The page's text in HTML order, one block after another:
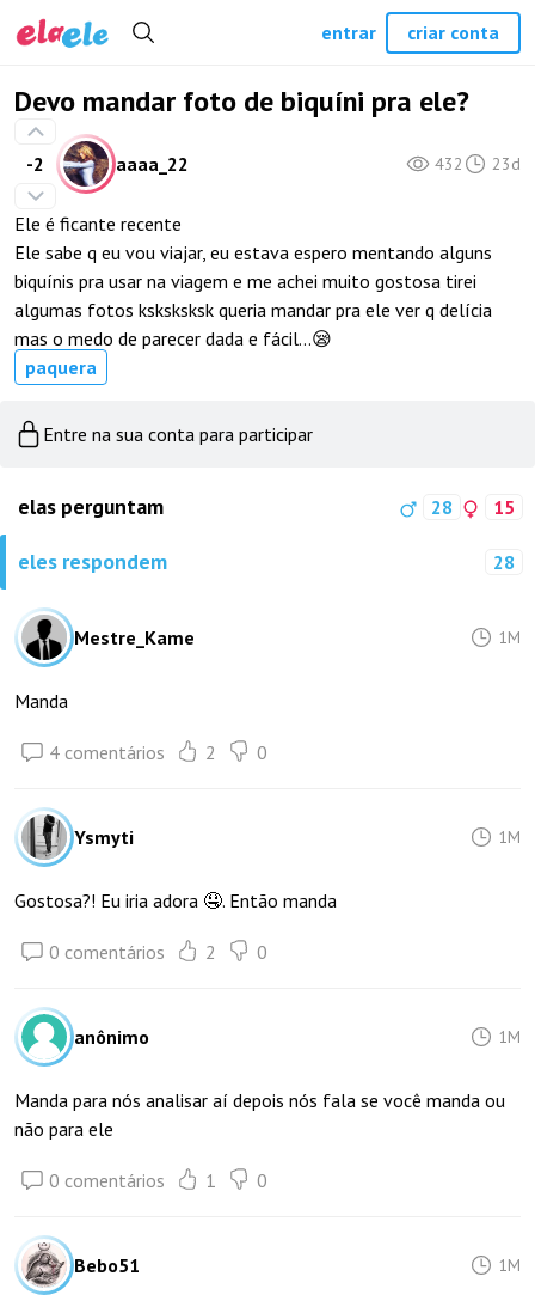
Devo mandar foto de biquíni pra ele?
-2 aaaa_22 432 23d
Ele é ficante recente
Ele sabe q eu vou viajar, eu estava espero mentando alguns
biquínis pra usar na viagem e me achei muito gostosa tirei
algumas fotos ksksksksk queria mandar pra ele ver q delícia
mas o medo de parecer dada e fácil...😪
paquera
Entre na sua conta para participar
elas perguntam 28 15
eles respondem 28
Mestre_Kame 1M
Manda
4 comentários 2 0
Ysmyti 1M
Gostosa?! Eu iria adora 🤤. Então manda
0 comentários 2 0
anônimo 1M
Manda para nós analisar aí depois nós fala se você manda ou
não para ele
0 comentários 1 0
Bebo51 1M
entrar criar conta